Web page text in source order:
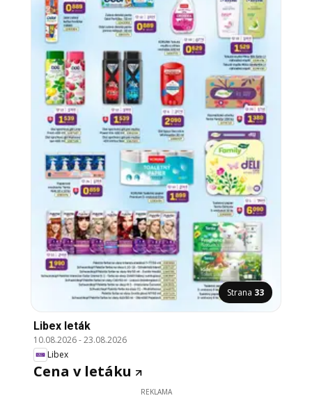
Strana 33
Libex leták
10.08.2026-23.08.2026
Libex
Cena v letáku
REKLAMA